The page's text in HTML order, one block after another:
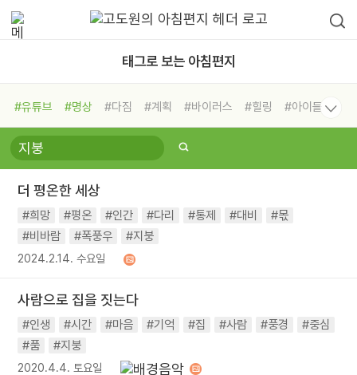
태그로 보는 아침편지
#유튜브 #명상 #다짐 #계획 #바이러스 #힐링
#아이들
#비전캠프
#독서캠프 #삶
#희망
#나눔 #친구 #링컨학교
#독서
#건강 #면역력
더 평온한 세상
#희망 #평온 #인간 #다리 #통제 #대비
#몫
#비바람
#폭풍우 #지붕
2024.2.14. 수요일
사람으로 집을 짓는다
#인생 #시간 #마음 #기억 #집 #사람 #풍경
#중심
#품
#지붕
2020.4.4. 토요일